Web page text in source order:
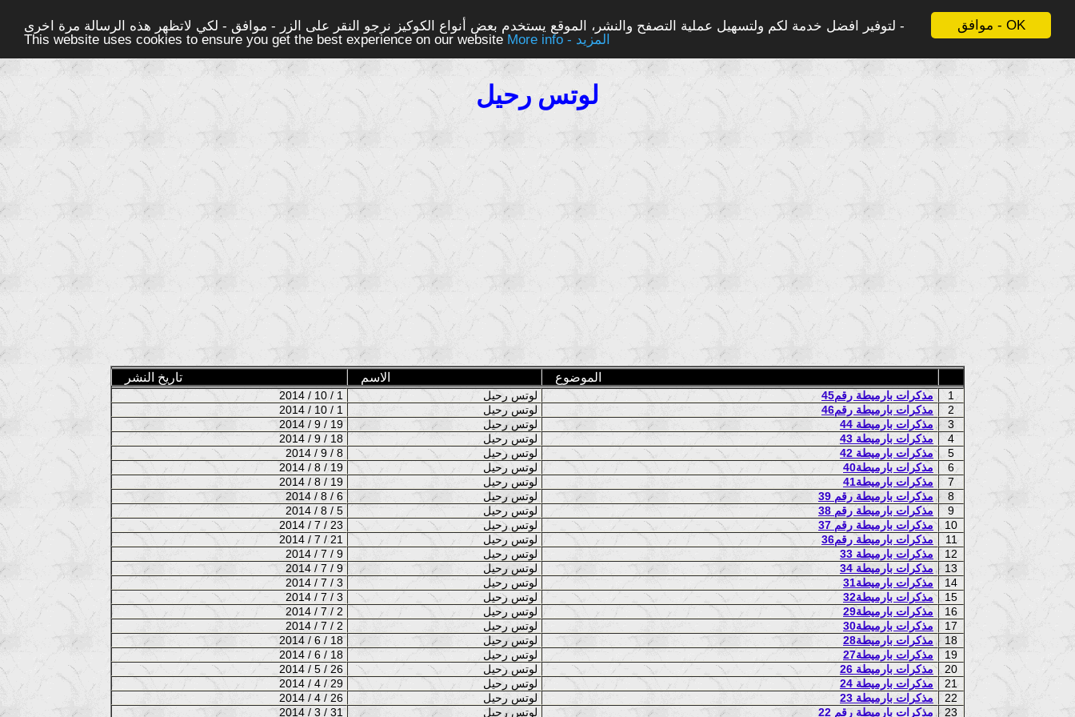
موافق - OK
لتوفير افضل خدمة لكم ولتسهيل عملية التصفح والنشر، الموقع يستخدم بعض أنواع الكوكيز نرجو النقر على الزر - موافق - لكي لاتظهر هذه الرسالة مرة اخرى -
This website uses cookies to ensure you get the best experience on our website
More info - المزيد
لوتس رحيل
تاريخ النشر الاسم الموضوع
2014 / 10 / 1 مذكرات بارميطة رقم45
1
2014 / 10 / 1
مذكرات بارميطة رقم46
2
2014 / 9 / 19
مذكرات بارميطة 44
3
2014 / 9 / 18
مذكرات بارميطة 43
4
2014 / 9 / 8
مذكرات بارميطة 42
5
2014 / 8 / 19
مذكرات بارميطة40
6
2014 / 8 / 19
مذكرات بارميطة41
7
2014 / 8 / 6
مذكرات بارميطة رقم 39
8
2014 / 8 / 5
مذكرات بارميطة رقم 38
9
2014 / 7 / 23
مذكرات بارميطة رقم 37
10
2014 / 7 / 21
مذكرات بارميطة رقم36
11
2014 / 7 / 9
مذكرات بارميطة 33
12
2014 / 7 / 9
مذكرات بارميطة 34
13
2014 / 7 / 3
مذكرات بارميطة31
14
2014 / 7 / 3
مذكرات بارميطة32
15
2014 / 7 / 2
مذكرات بارميطة29
16
2014 / 7 / 2
مذكرات بارميطة30
17
2014 / 6 / 18
مذكرات بارميطة28
18
2014 / 6 / 18
مذكرات بارميطة27
19
2014 / 5 / 26
مذكرات بارميطة 26
20
2014 / 4 / 29
مذكرات بارميطة 24
21
2014 / 4 / 26
مذكرات بارميطة 23
22
2014 / 3 / 31
مذكرات بارميطة رقم 22 23